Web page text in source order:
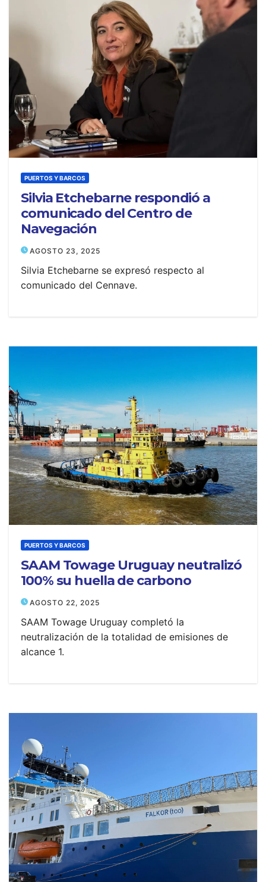
PUERTOS Y BARCOS
Silvia Etchebarne respondió a
comunicado del Centro de
Navegación
AGOSTO 23, 2025
Silvia Etchebarne se expresó respecto al
comunicado del Cennave.
PUERTOS Y BARCOS
SAAM Towage Uruguay neutralizó
100% su huella de carbono
AGOSTO 22, 2025
SAAM Towage Uruguay completó la
neutralización de la totalidad de emisiones de
alcance 1.